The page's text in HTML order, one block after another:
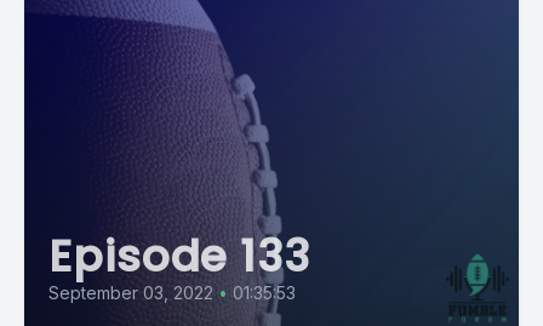
Episode 133
September 03, 2022 • 01:35:53